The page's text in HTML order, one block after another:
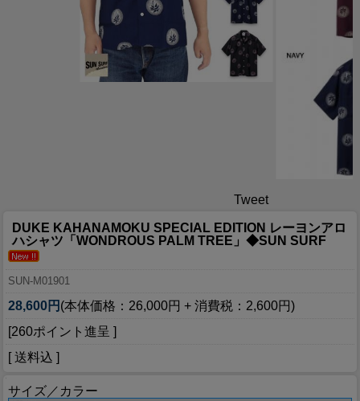
Tweet
DUKE KAHANAMOKU SPECIAL EDITION レーヨンアロ
ハシャツ「WONDROUS PALM TREE」◆SUN SURF
SUN-M01901
28,600円 (本体価格：26,000円 + 消費税：2,600円)
[260ポイント進呈 ]
[ 送料込 ]
サイズ／カラー